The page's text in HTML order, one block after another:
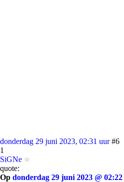
donderdag 29 juni 2023, 02:31 uur #6
1
SiGNe
quote:
Op donderdag 29 juni 2023 @ 02:22